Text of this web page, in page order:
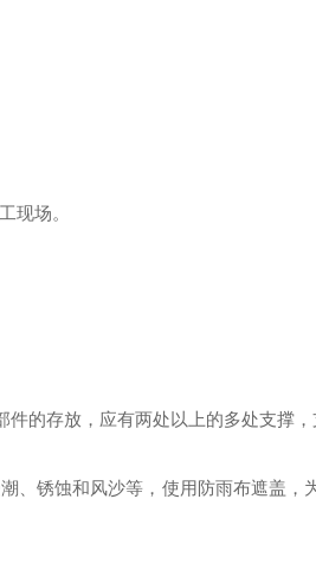
现场。
的存放，应有两处以上的多处支撑，
、锈蚀和风沙等，使用防雨布遮盖，